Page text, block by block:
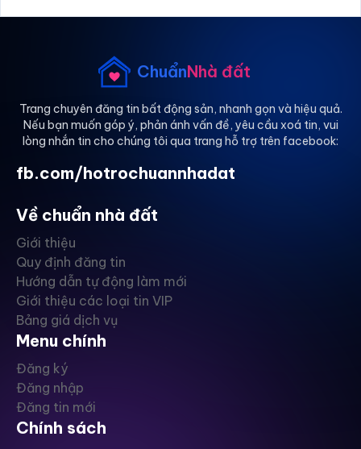
hàng, trường học, chợ, bệnh viện và các dịch vụ cao
- Khu trung tâm Quận 3.
Gía chỉ 15 tỷ TL
Gọi ngay: Mỹ Nguyệt Land (Chuyên gia BĐS nhà phố
trung tâm).
Xin cảm ơn!
ChuẩnNhà đất
Trang chuyên đăng tin bất động sản, nhanh gọn và hiệu quả.
Nếu bạn muốn góp ý, phản ánh vấn đề, yêu cầu xoá tin, vui
lòng nhắn tin cho chúng tôi qua trang hỗ trợ trên facebook:
fb.com/hotrochuannhadat
Về chuẩn nhà đất
Giới thiệu
Quy định đăng tin
Hướng dẫn tự động làm mới
Giới thiệu các loại tin VIP
Bảng giá dịch vụ
Menu chính
Đăng ký
Đăng nhập
Đăng tin mới
Chính sách